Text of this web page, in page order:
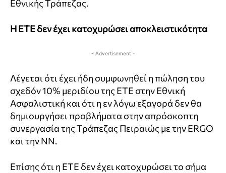
Εθνικής Τράπεζας.
Η ΕΤΕ δεν έχει κατοχυρώσει αποκλειστικότητα
- Advertisement -
Λέγεται ότι έχει ήδη συμφωνηθεί η πώληση του
σχεδόν 10% μεριδίου της ΕΤΕ στην Εθνική
Ασφαλιστική και ότι η εν λόγω εξαγορά δεν θα
δημιουργήσει προβλήματα στην απρόσκοπτη
συνεργασία της Τράπεζας Πειραιώς με την ERGO
και την ΝΝ.
Επίσης ότι η ΕΤΕ δεν έχει κατοχυρώσει το σήμα